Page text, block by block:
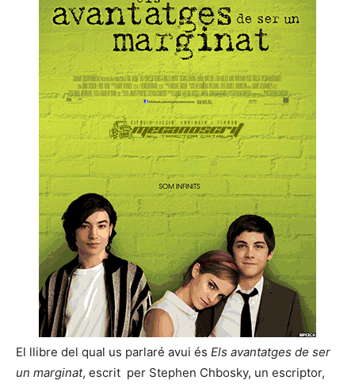
El llibre del qual us parlaré avui és Els avantatges de ser
un marginat, escrit per Stephen Chbosky, un escriptor,